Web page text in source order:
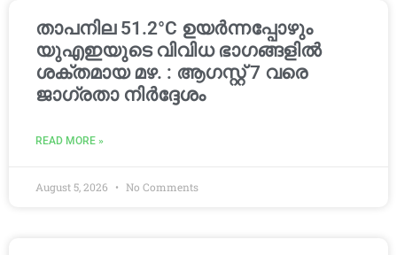
താപനില 51.2°C ഉയർന്നപ്പോഴും
യുഎഇയുടെ വിവിധ ഭാഗങ്ങളിൽ
ശക്തമായ മഴ. : ആഗസ്റ്റ് 7 വരെ
ജാഗ്രതാ നിർദ്ദേശം
READ MORE »
August 5, 2026 No Comments